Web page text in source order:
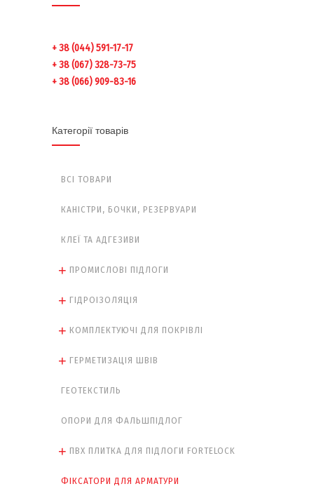
+ 38 (044) 591-17-17
+ 38 (067) 328-73-75
+ 38 (066) 909-83-16
Категорії товарів
ВСІ ТОВАРИ
КАНІСТРИ, БОЧКИ, РЕЗЕРВУАРИ
КЛЕЇ ТА АДГЕЗИВИ
ПРОМИСЛОВІ ПІДЛОГИ
ГІДРОІЗОЛЯЦІЯ
КОМПЛЕКТУЮЧІ ДЛЯ ПОКРІВЛІ
ГЕРМЕТИЗАЦІЯ ШВІВ
ГЕОТЕКСТИЛЬ
ОПОРИ ДЛЯ ФАЛЬШПІДЛОГ
ПВХ ПЛИТКА ДЛЯ ПІДЛОГИ FORTELOCK
ФІКСАТОРИ ДЛЯ АРМАТУРИ